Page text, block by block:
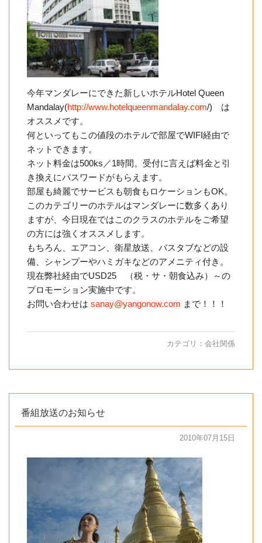
今年マンダレーにできた新しいホテルHotel Queen
Mandalay(http://www.hotelqueenmandalay.com/) は
オススメです。
何といってもこの値段のホテルで部屋でWIFI経由で
ネットできます。
ネット料金は500ks／1時間。受付に言えば料金と引
き換えにパスワードがもらえます。
部屋も綺麗でサービスも朝食もロケーションもOK。
このカテゴリーのホテルはマンダレーに数多くあり
ますが、今日現在ではこのクラスのホテルをご希望
の方には強くオススメします。
もちろん、エアコン、衛星放送、バスタブなどの設
備、シャンプーやハミガキなどのアメニティ付き。
現在弊社経由でUSD25 （税・サ・朝食込み）～の
プロモーション実施中です。
お問い合わせは sanay@yangonow.com まで！！！
カテゴリ： 会社関係
番組放送のお知らせ
2010年07月15日